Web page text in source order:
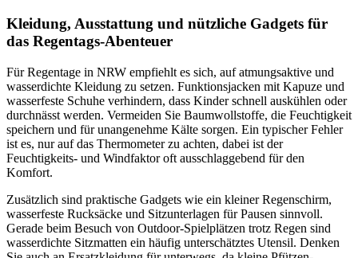
Kleidung, Ausstattung und nützliche Gadgets für
das Regentags-Abenteuer
Für Regentage in NRW empfiehlt es sich, auf atmungsaktive und
wasserdichte Kleidung zu setzen. Funktionsjacken mit Kapuze und
wasserfeste Schuhe verhindern, dass Kinder schnell auskühlen oder
durchnässt werden. Vermeiden Sie Baumwollstoffe, die Feuchtigkeit
speichern und für unangenehme Kälte sorgen. Ein typischer Fehler
ist es, nur auf das Thermometer zu achten, dabei ist der
Feuchtigkeits- und Windfaktor oft ausschlaggebend für den
Komfort.
Zusätzlich sind praktische Gadgets wie ein kleiner Regenschirm,
wasserfeste Rucksäcke und Sitzunterlagen für Pausen sinnvoll.
Gerade beim Besuch von Outdoor-Spielplätzen trotz Regen sind
wasserdichte Sitzmatten ein häufig unterschätztes Utensil. Denken